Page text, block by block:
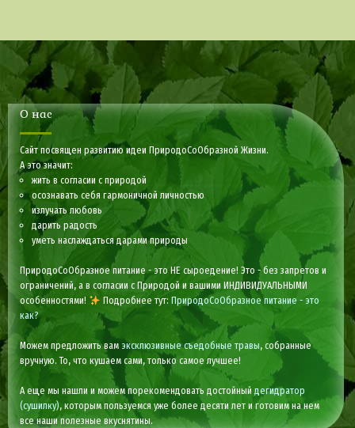
О нас
Сайт посвящен развитию идеи ПриродоСоОбразной Жизни.
А это значит:
жить в согласии с природой
осознавать себя гармоничной личностью
излучать любовь
дарить радость
уметь наслаждаться дарами природы
ПриродоСоОбразное питание - это НЕ сыроедение! Это - без запретов и
ограничений, а в согласии с Природой и вашими ИНДИВИДУАЛЬНЫМИ
особенностями!
Подробнее тут: ПриродоСоОбразное питание - это
как?
Можем предложить вам эксклюзивные съедобные травы, собранные
вручную. То, что кушаем сами, только самое лучшее!
А еще мы нашли и можем порекомендовать достойныйдегидратор
(сушилку), которым пользуемся уже более десяти лет и готовим на нем
все наши полезные вкуснятины.